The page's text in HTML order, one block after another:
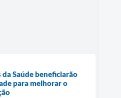
da Saúde beneficiarão
para melhorar o